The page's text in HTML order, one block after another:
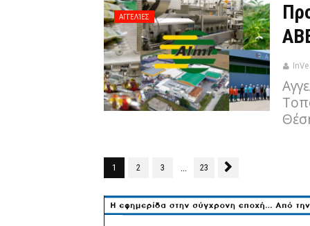
ΑΓΓΕΛΊΕΣ
1 2 3 ... 23